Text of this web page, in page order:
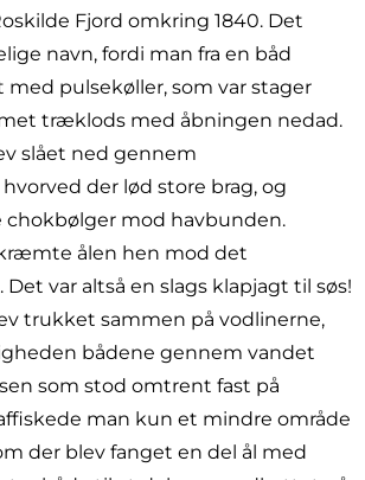
Fjord omkring 1840. Det
navn, fordi man fra en båd
med pulsekøller, som var stager
træklods med åbningen nedad.
slået ned gennem
der lød store brag, og
mod havbunden.
ålen hen mod det
var altså en slags klapjagt til søs!
trukket sammen på vodlinerne,
bådene gennem vandet
som stod omtrent fast på
man kun et mindre område
der blev fanget en del ål med